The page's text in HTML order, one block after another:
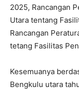
2025, Rancangan
Utara tentang
Rancangan
tetang Fasilitas
Kesemuanya
Bengkulu utara